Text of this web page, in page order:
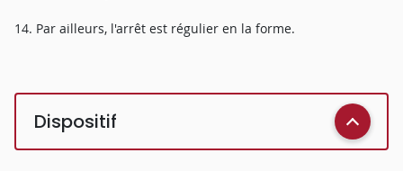
14. Par ailleurs, l'arrêt est régulier en la forme.
Dispositif